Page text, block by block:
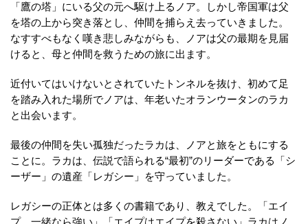
「鷹の塔」にいる父の元へ駆け上るノア。しかし帝国軍は父
を塔の上から突き落とし、仲間を捕らえ去っていきました。
なすすべもなく嘆き悲しみながらも、ノアは父の最期を見届
けると、母と仲間を救うための旅に出ます。
近付いてはいけないとされていたトンネルを抜け、初めて足
を踏み入れた場所でノアは、年老いたオランウータンのラカ
と出会います。
最後の仲間を失い孤独だったラカは、ノアと旅をともにする
ことに。ラカは、伝説で語られる“最初”のリーダーである「シ
ーザー」の遺産「レガシー」を守っていました。
レガシーの正体とは多くの書籍であり、教えでした。「エイ